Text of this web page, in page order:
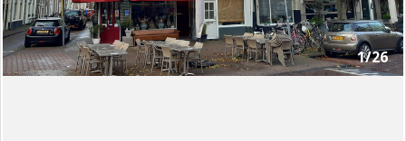
Registreren
Login
1/26